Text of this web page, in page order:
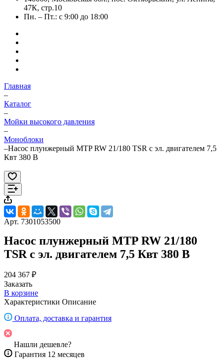
47К, стр.10
Пн. – Пт.: с 9:00 до 18:00
Главная
–
Каталог
–
Мойки высокого давления
–
Моноблоки
–Насос плунжерный MTP RW 21/180 TSR с эл. двигателем 7,5
Квт 380 В
Арт. 7301053500
Насос плунжерный MTP RW 21/180
TSR с эл. двигателем 7,5 Квт 380 В
204 367 ₽
Заказать
В корзине
Характеристики Описание
Оплата, доставка и гарантия
Нашли дешевле?
Гарантия 12 месяцев